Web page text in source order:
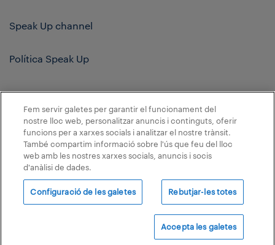
Speak Up channel
Política Speak Up
Copyright 2024 © Almirall, SA Tots els drets reservats
Política de privadesa
Termes d’ús
Política de galetes
Política d'accessibilitat
Política de privacitat en la interacció amb
professionals sanitaris
Fem servir galetes per garantir el funcionament del
nostre lloc web, personalitzar anuncis i continguts, oferir
funcions per a xarxes socials i analitzar el nostre trànsit.
També compartim informació sobre l'ús que feu del lloc
web amb les nostres xarxes socials, anuncis i socis
d'anàlisi de dades.
Configuració de les galetes Rebutjar-les totes
Accepta les galetes